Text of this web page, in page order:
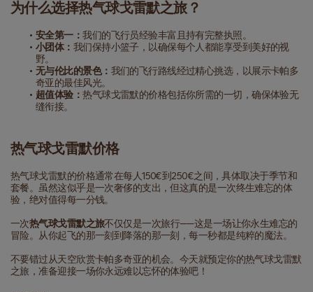
为什么选择热气球戈雷默之旅？
安全第一：我们的飞行员经验丰富且持有完整执照。
小团体： 我们保持小篮子，以确保每个人都能享受到美好的视
野。
无与伦比的景色： 我们的飞行路线经过精心挑选，以展示卡帕多
奇亚的最佳风光。
超值体验：热气球戈雷默的价格包括你所需的一切，确保体验无
缝衔接。
热气球戈雷默价格
热气球戈雷默的价格通常在每人150€到250€之间，具体取决于季节和
套餐。虽然这似乎是一次奢侈的支出，但这真的是一次终生难忘的体
验，绝对值得每一分钱。
一次热气球戈雷默之旅不仅仅是一次旅行——这是一场让你永生难忘的
冒险。从你起飞的那一刻到降落的那一刻，每一秒都是纯粹的魔法。
不要错过从天空欣赏卡帕多奇亚的机会。今天就预定你的热气球戈雷默
之旅，准备迎接一场你永远难以忘怀的体验吧！